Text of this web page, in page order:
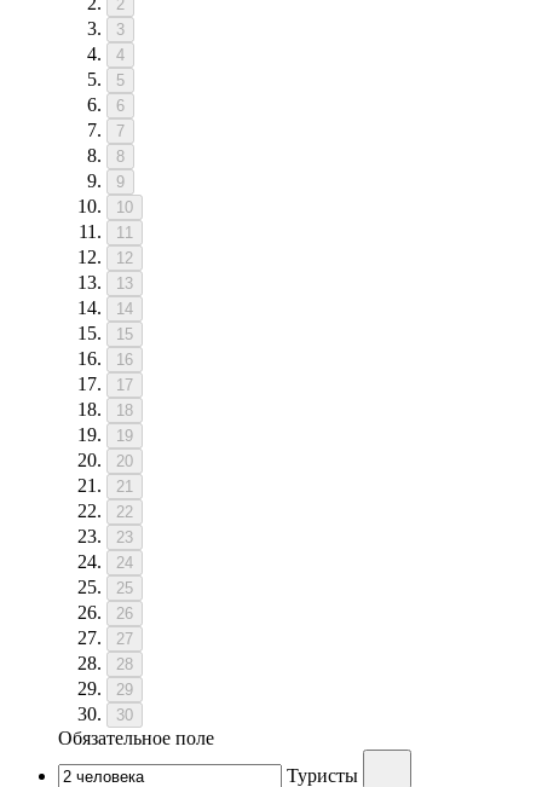
2
3
4
5
6
7
8
9
10
11
12
13
14
15
16
17
18
19
20
21
22
23
24
25
26
27
28
29
30
Обязательное поле
Туристы